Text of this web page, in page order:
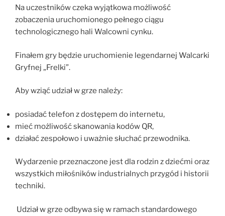
Na uczestników czeka wyjątkowa możliwość
zobaczenia uruchomionego pełnego ciągu
technologicznego hali Walcowni cynku.
Finałem gry będzie uruchomienie legendarnej Walcarki
Gryfnej „Frelki”.
Aby wziąć udział w grze należy:
posiadać telefon z dostępem do internetu,
mieć możliwość skanowania kodów QR,
działać zespołowo i uważnie słuchać przewodnika.
Wydarzenie przeznaczone jest dla rodzin z dziećmi oraz
wszystkich miłośników industrialnych przygód i historii
techniki.
Udział w grze odbywa się w ramach standardowego